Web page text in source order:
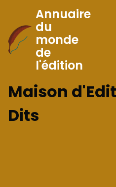
Skip
to
Content
Annuaire
du
monde
de
l'édition
Maison
Dits